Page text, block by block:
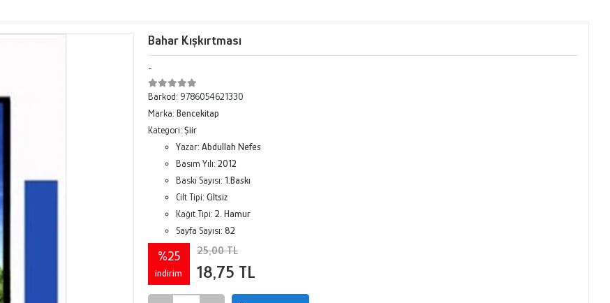
Bahar Kışkırtması
-
Barkod: 9786054621330
Marka: Bencekitap
Kategori: Şiir
Yazar: Abdullah Nefes
Basım Yılı: 2012
Baskı Sayısı: 1.Baskı
Cilt Tipi: Ciltsiz
Kağıt Tipi: 2. Hamur
Sayfa Sayısı: 82
%25
indirim
25,00 TL
18,75 TL